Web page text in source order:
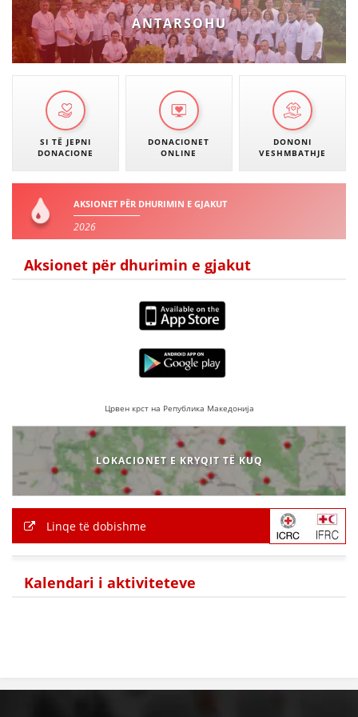
VEPRIMTARI
DORACAKË
STRATEGJI
ANTARSOHU
SI TË JEPNI
DONACIONE
DONACIONET
ONLINE
DONONI
VESHMBATHJE
AKSIONET PËR DHURIMIN E GJAKUT
2026
Aksionet për dhurimin e gjakut
Црвен крст на Република Македонија
LOKACIONET E KRYQIT TË KUQ
Linqe të dobishme
Kalendari i aktiviteteve